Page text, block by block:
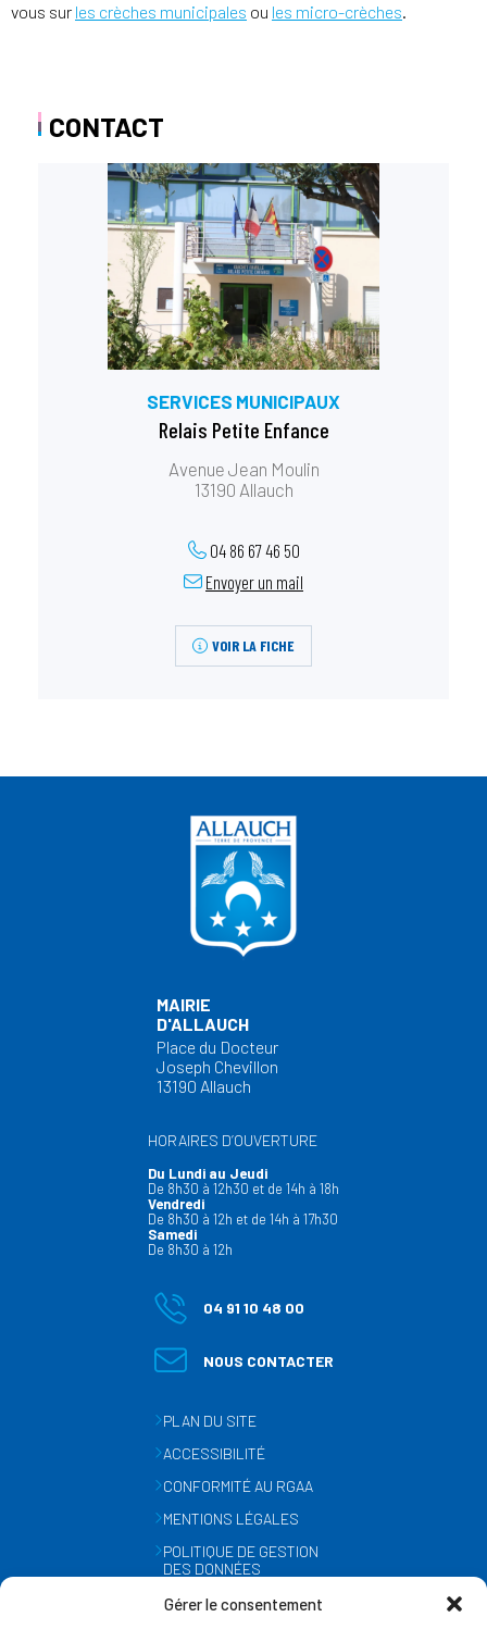
Gérer le consentement
vous sur les crèches municipales ou les micro-crèches.
CONTACT
SERVICES MUNICIPAUX
Relais Petite Enfance
Avenue Jean Moulin
13190 Allauch
04 86 67 46 50
Envoyer un mail
VOIR LA FICHE
MAIRIE
D'ALLAUCH
Place du Docteur
Joseph Chevillon
13190 Allauch
HORAIRES D’OUVERTURE
Du Lundi au Jeudi
De 8h30 à 12h30 et de 14h à 18h
Vendredi
De 8h30 à 12h et de 14h à 17h30
Samedi
De 8h30 à 12h
04 91 10 48 00
NOUS CONTACTER
PLAN DU SITE
ACCESSIBILITÉ
CONFORMITÉ AU RGAA
MENTIONS LÉGALES
POLITIQUE DE GESTION
DES DONNÉES